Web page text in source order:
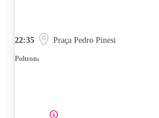
22:35 Praça Pedro Pinesi
Poltrona